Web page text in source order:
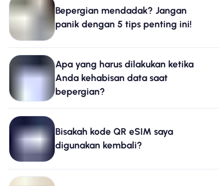
Untuk bisnis
Bepergian mendadak? Jangan
panik dengan 5 tips penting ini!
Apa yang harus dilakukan ketika
Anda kehabisan data saat
bepergian?
Bisakah kode QR eSIM saya
digunakan kembali?